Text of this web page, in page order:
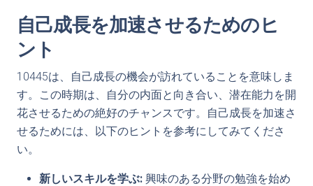
自己成長を加速させるためのヒ
ント
10445は、自己成長の機会が訪れていることを意味しま
す。この時期は、自分の内面と向き合い、潜在能力を開
花させるための絶好のチャンスです。自己成長を加速さ
せるためには、以下のヒントを参考にしてみてくださ
い。
新しいスキルを学ぶ: 興味のある分野の勉強を始め